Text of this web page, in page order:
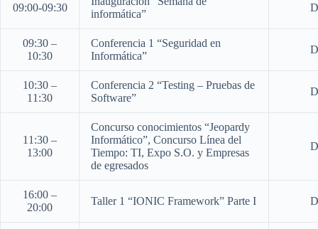
09:00-09:30
informática”
09:30 –
10:30
Conferencia 1 “Seguridad en
Informática”
10:30 –
11:30
Conferencia 2 “Testing – Pruebas de
Software”
11:30 –
13:00
Concurso conocimientos “Jeopardy
Informático”, Concurso Línea del
Tiempo: TI, Expo S.O. y Empresas
de egresados
16:00 –
20:00
Taller 1 “IONIC Framework” Parte I